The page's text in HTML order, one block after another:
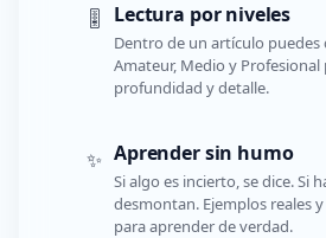
🎚️ Lectura por niveles
Dentro de un artículo puedes
Amateur, Medio y
profundidad y detalle.
✨ Aprender sin humo
Si algo es incierto, se dice. Si
desmontan. Ejemplos reales
para aprender de verdad.